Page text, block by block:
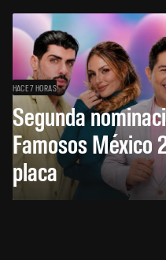
HACE 7 HORAS
Segunda
Famosos México
placa